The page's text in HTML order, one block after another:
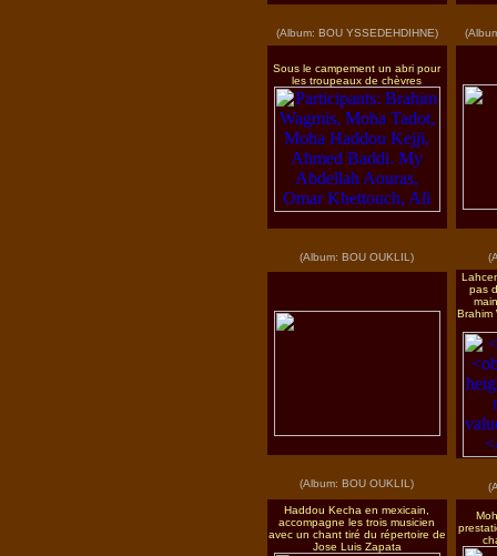
(Album: BOU YSSEDEHDIHNE)
Sous le campement un abri pour
les troupeaux de chèvres
(Album: BOU OUKLIL)
(Album: BOU OUKLIL)
pas
Brahim
Haddou Kecha en mexicain,
accompagne les trois musicien
avec un chant tiré du répertoire de
Jose Luis Zapata